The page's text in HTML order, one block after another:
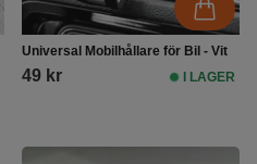
Universal Mobilhållare för Bil - Vit
49 kr I LAGER